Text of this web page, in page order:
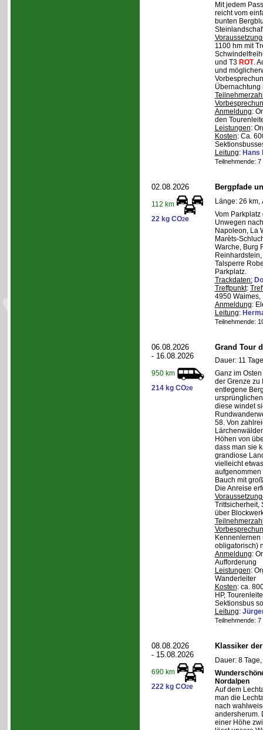
Mit jedem
reicht vom
bunten
1100 hm mit
und T3 ROT.
und
Übernachtung
Anmeldung:
den
Leistungen:
Kosten: Ca.
Leitung: Hans
Teilnehmende:
02.08.2026
112 km
22 kg CO2e
Bergpfade
Länge: 26 km,
Vom
Unwegen
Napoleon, La
Marèts-
Warche, Burg
Talsperre
Parkplatz.
Trackdaten:
Treffpunkt:
4950 Waimes,
Anmeldung:
Leitung:
Teilnehmende:
06.08.2026
- 16.08.2026
950 km
214 kg CO2e
Grand Tour
Dauer: 11
Ganz im
der Grenze zu
entlegene
diese windet
58. Von
Höhen von
dass man sie
grandiose
vielleicht
Bauch mit
Die Anreise
Trittsicherheit,
über
obligatorisch)
Anmeldung:
Aufforderung
Leistungen:
Wanderleiter
Kosten: ca.
HP,
Sektionsbus
Leitung:
Teilnehmende:
08.08.2026
- 15.08.2026
690 km
222 kg CO2e
Klassiker
Dauer: 8
Nordalpen
Auf dem
man die
nach
andersherum.
einer Höhe